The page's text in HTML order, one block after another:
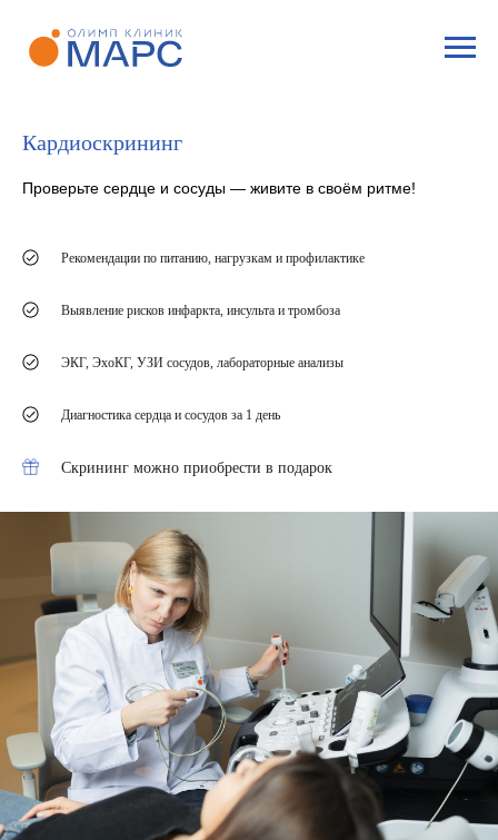
Кардиоскрининг
Проверьте сердце и сосуды — живите в своём ритме!
Рекомендации по питанию, нагрузкам и профилактике
Выявление рисков инфаркта, инсульта и тромбоза
ЭКГ, ЭхоКГ, УЗИ сосудов, лабораторные анализы
Диагностика сердца и сосудов за 1 день
Скрининг можно приобрести в подарок